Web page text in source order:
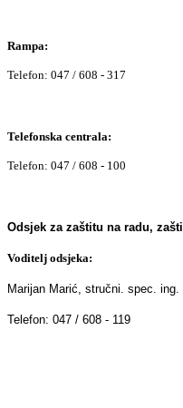
Rampa:
Telefon: 047 / 608 - 317
Telefonska centrala:
Telefon: 047 / 608 - 100
Odsjek za zaštitu na radu,
Voditelj odsjeka:
Marijan Marić, stručni. spec. ing.
Telefon: 047 / 608 - 119